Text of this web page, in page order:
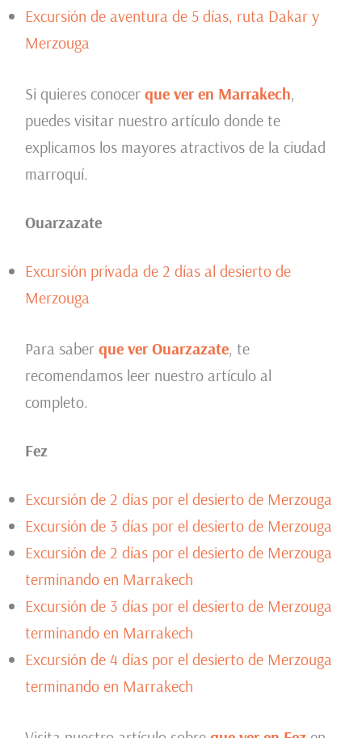
Excursión de aventura de 5 días, ruta Dakar y
Merzouga
Si quieres conocer que ver en Marrakech,
puedes visitar nuestro artículo donde te
explicamos los mayores atractivos de la ciudad
marroquí.
Ouarzazate
Excursión privada de 2 días al desierto de
Merzouga
Para saber que ver Ouarzazate, te
recomendamos leer nuestro artículo al
completo.
Fez
Excursión de 2 días por el desierto de Merzouga
Excursión de 3 días por el desierto de Merzouga
Excursión de 2 días por el desierto de Merzouga
terminando en Marrakech
Excursión de 3 días por el desierto de Merzouga
terminando en Marrakech
Excursión de 4 días por el desierto de Merzouga
terminando en Marrakech